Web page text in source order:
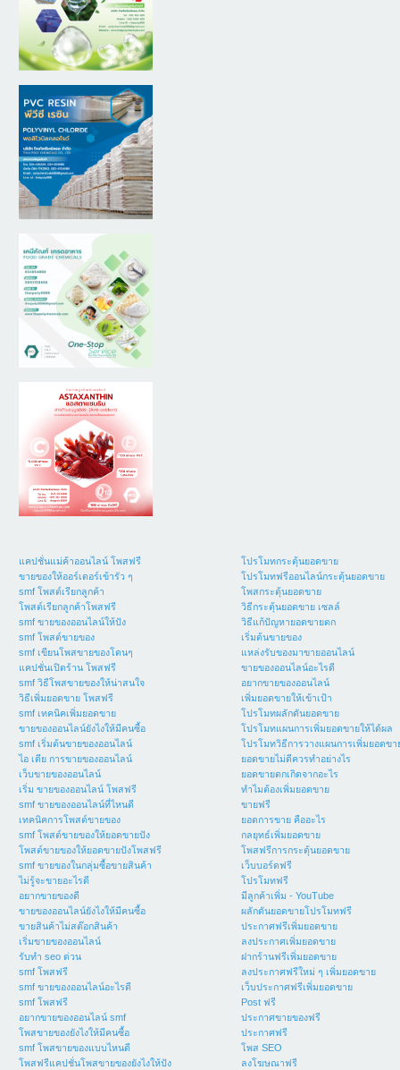
แคปชั่นแม่ค้าออนไลน์ โพสฟรี
ขายของให้ออร์เดอร์เข้ารัว ๆ
smf โพสต์เรียกลูกค้า
โพสต์เรียกลูกค้าโพสฟรี
smf ขายของออนไลน์ให้ปัง
smf โพสต์ขายของ
smf เขียนโพสขายของโดนๆ
แคปชั่นเปิดร้าน โพสฟรี
smf วิธีโพสขายของให้น่าสนใจ
วิธีเพิ่มยอดขาย โพสฟรี
smf เทคนิคเพิ่มยอดขาย
ขายของออนไลน์ยังไงให้มีคนซื้อ
smf เริ่มต้นขายของออนไลน์
ไอ เดีย การขายของออนไลน์
เว็บขายของออนไลน์
เริ่ม ขายของออนไลน์ โพสฟรี
smf ขายของออนไลน์ที่ไหนดี
เทคนิคการโพสต์ขายของ
smf โพสต์ขายของให้ยอดขายปัง
โพสต์ขายของให้ยอดขายปังโพสฟรี
smf ขายของในกลุ่มซื้อขายสินค้า
ไม่รู้จะขายอะไรดี
อยากขายของดี
ขายของออนไลน์ยังไงให้มีคนซื้อ
ขายสินค้าไม่สต๊อกสินค้า
เริ่มขายของออนไลน์
รับทำ seo ด่วน
smf โพสฟรี
smf ขายของออนไลน์อะไรดี
smf โพสฟรี
อยากขายของออนไลน์ smf
โพสขายของยังไงให้มีคนซื้อ
smf โพสขายของแบบไหนดี
โพสฟรีแคปชั่นโพสขายของยังไงให้ปัง
โปรโมทกระตุ้นยอดขาย
โปรโมทฟรีออนไลน์กระตุ้นยอดขาย
โพสกระตุ้นยอดขาย
วิธีกระตุ้นยอดขาย เซลล์
วิธีแก้ปัญหายอดขายตก
เริ่มต้นขายของ
แหล่งรับของมาขายออนไลน์
ขายของออนไลน์อะไรดี
อยากขายของออนไลน์
เพิ่มยอดขายให้เข้าเป้า
โปรโมทผลักดันยอดขาย
โปรโมทแผนการเพิ่มยอดขายให้ได้ผล
โปรโมทวิธีการวางแผนการเพิ่มยอดขา
ยอดขายไม่ดีควรทำอย่างไร
ยอดขายตกเกิดจากอะไร
ทำไมต้องเพิ่มยอดขาย
ขายฟรี
ยอดการขาย คืออะไร
กลยุทธ์เพิ่มยอดขาย
โพสฟรีการกระตุ้นยอดขาย
เว็บบอร์ดฟรี
โปรโมทฟรี
มีลูกค้าเพิ่ม - YouTube
ผลักดันยอดขายโปรโมทฟรี
ประกาศฟรีเพิ่มยอดขาย
ลงประกาศเพิ่มยอดขาย
ฝากร้านฟรีเพิ่มยอดขาย
ลงประกาศฟรีใหม่ ๆ เพิ่มยอดขาย
เว็บประกาศฟรีเพิ่มยอดขาย
Post ฟรี
ประกาศขายของฟรี
ประกาศฟรี
โพส SEO
ลงโฆษณาฟรี